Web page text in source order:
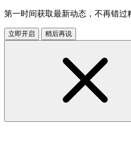
第一时间获取最新动态，不再错过
立即开启 稍后再说